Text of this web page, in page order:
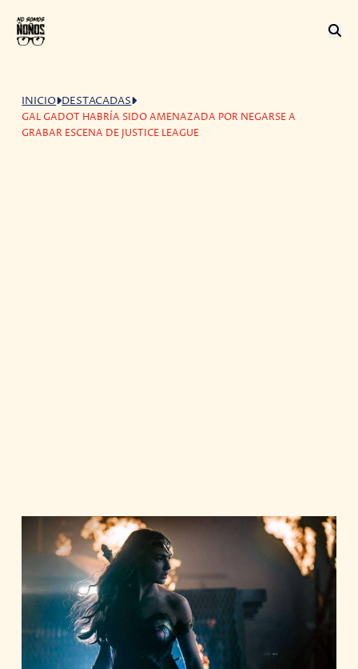
INICIO DESTACADAS
GAL GADOT HABRÍA SIDO AMENAZADA POR NEGARSE A
GRABAR ESCENA DE JUSTICE LEAGUE